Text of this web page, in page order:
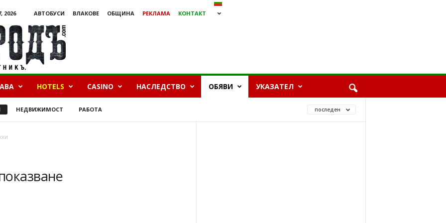
2026 АВТОБУСИ ВЛАКОВЕ ОБЩИНА РЕКЛАМА
КОНТАКТ
HOTELS CASINO НАСЛЕДСТВО ОБЯВИ УКАЗАТЕЛ
НЕДВИЖИМОСТ РАБОТА последен